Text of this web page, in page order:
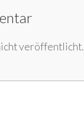
veröffentlicht.